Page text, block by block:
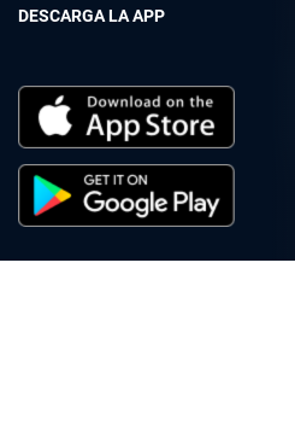
DESCARGA LA APP